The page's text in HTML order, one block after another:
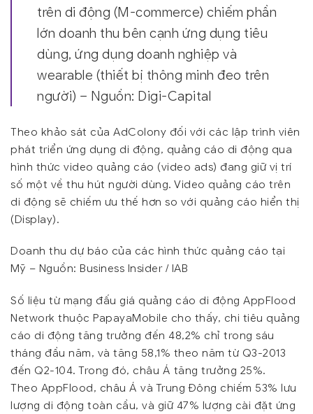
trên di động (M-commerce) chiếm phần
lớn doanh thu bên cạnh ứng dụng tiêu
dùng, ứng dụng doanh nghiệp và
wearable (thiết bị thông minh đeo trên
người) – Nguồn: Digi-Capital
Theo khảo sát của AdColony đối với các lập trình viên
phát triển ứng dụng di động, quảng cáo di động qua
hình thức video quảng cáo (video ads) đang giữ vị trí
số một về thu hút người dùng. Video quảng cáo trên
di động sẽ chiếm ưu thế hơn so với quảng cáo hiển thị
(Display).
Doanh thu dự báo của các hình thức quảng cáo tại
Mỹ – Nguồn: Business Insider / IAB
Số liệu từ mạng đấu giá quảng cáo di động AppFlood
Network thuộc PapayaMobile cho thấy, chi tiêu quảng
cáo di động tăng trưởng đến 48,2% chỉ trong sáu
tháng đầu năm, và tăng 58,1% theo năm từ Q3-2013
đến Q2-104. Trong đó, châu Á tăng trưởng 25%.
Theo AppFlood, châu Á và Trung Đông chiếm 53% lưu
lượng di động toàn cầu, và giữ 47% lượng cài đặt ứng